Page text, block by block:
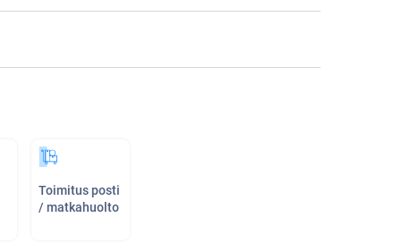
Toimitus posti
/ matkahuolto